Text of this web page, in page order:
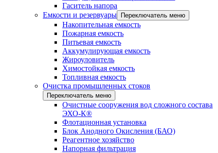
Гаситель напора
Емкости и резервуары
Переключатель меню
Накопительная емкость
Пожарная емкость
Питьевая емкость
Аккумулирующая емкость
Жироуловитель
Химостойкая емкость
Топливная емкость
Очистка промышленных стоков
Переключатель меню
Очистные сооружения вод сложного состава
ЭХО-К®
Флотационная установка
Блок Анодного Окисления (БАО)
Реагентное хозяйство
Напорная фильтрация